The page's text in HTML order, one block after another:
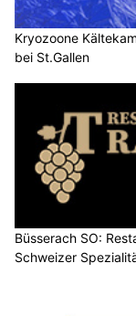
Kryozoone
bei St.Gallen
Büsserach SO:
Schweizer